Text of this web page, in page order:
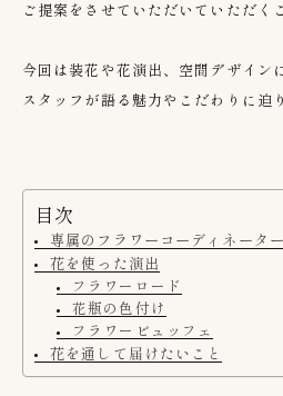
ご提案をさせていただいていただく
今回は装花や花演出、空間デザイン
スタッフが語る魅力やこだわりに迫
目次
専属のフラワーコーディネータ
花を使った演出
フラワーロード
花瓶の色付け
フラワービュッフェ
花を通して届けたいこと